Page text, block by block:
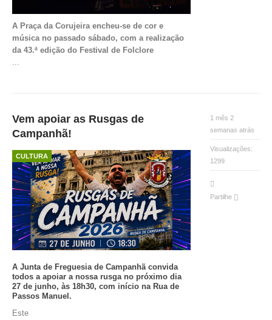
A Praça da Corujeira encheu-se de cor e
música no passado sábado, com a realização
da 43.ª edição do Festival de Folclore
...
Vem apoiar as Rusgas de
Campanhã!
CULTURA
A Junta de Freguesia de Campanhã convida
todos a apoiar a nossa rusga no próximo dia
27 de junho, às 18h30, com início na Rua de
Passos Manuel.
Este
1 mês 2
semanas atrás
Visualizações:
1299
Partilhe